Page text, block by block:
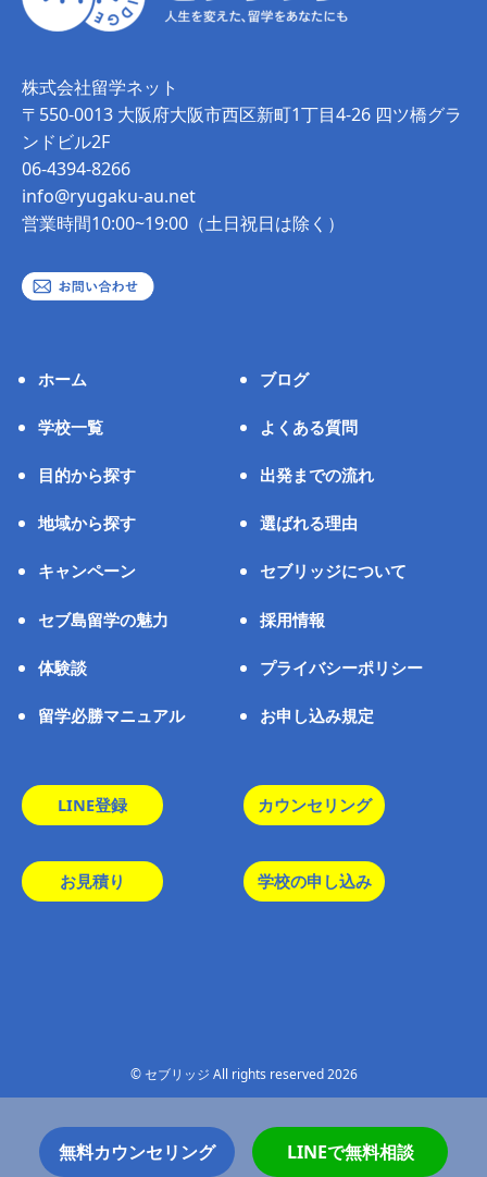
株式会社留学ネット
〒550-0013 大阪府大阪市西区新町1丁目4-26 四ツ橋グラ
ンドビル2F
06-4394-8266
info@ryugaku-au.net
営業時間10:00~19:00（土日祝日は除く）
ホーム
学校一覧
目的から探す
地域から探す
キャンペーン
セブ島留学の魅力
体験談
留学必勝マニュアル
ブログ
よくある質問
出発までの流れ
選ばれる理由
セブリッジについて
採用情報
プライバシーポリシー
お申し込み規定
LINE登録 カウンセリング
お見積り 学校の申し込み
© セブリッジ All rights reserved 2026
無料カウンセリング LINEで無料相談